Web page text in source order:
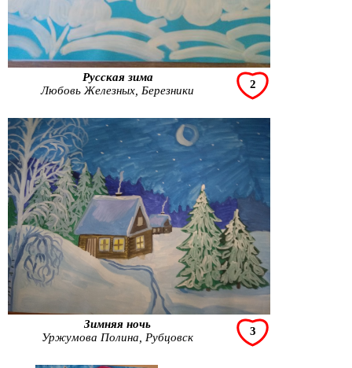
2
Русская зима
Любовь Железных, Березники
3
Зимняя ночь
Уржумова Полина, Рубцовск